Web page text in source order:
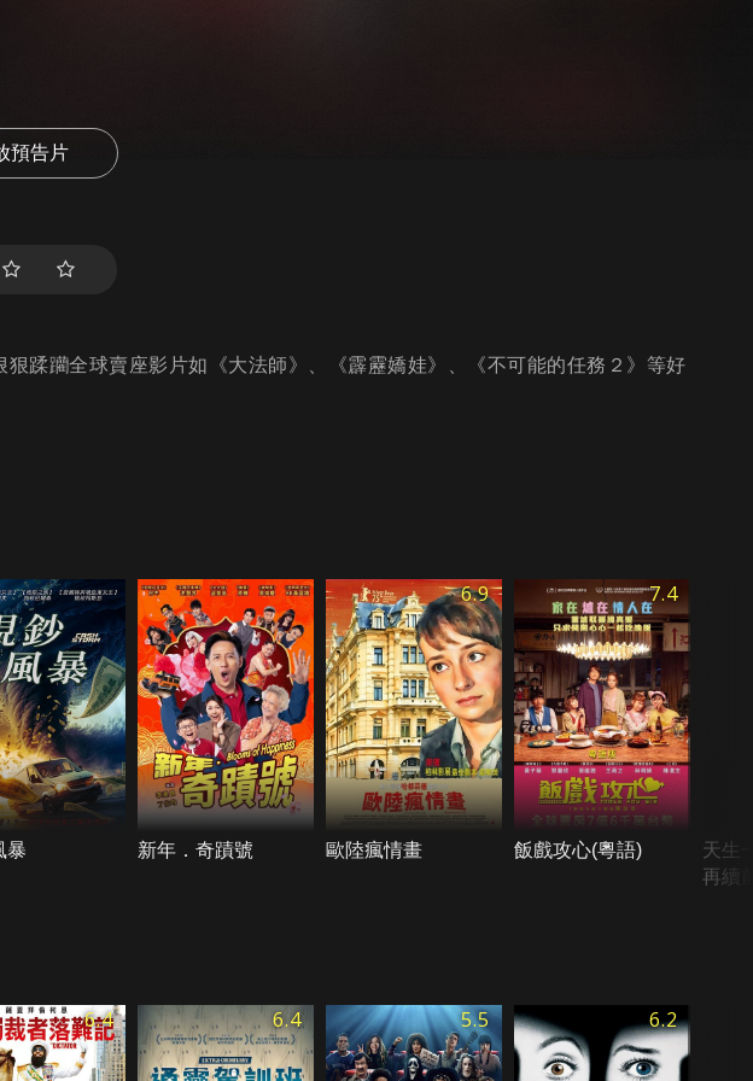
預告片
狠蹂躪全球賣座影片如《大法師》、《霹靂嬌娃》、《不可能的任務２》等好
暴 新年．奇蹟號
6.9
歐陸瘋情畫
7.4
飯戲攻心(粵語)
天生
再續
6.4 6.4 5.5 6.2